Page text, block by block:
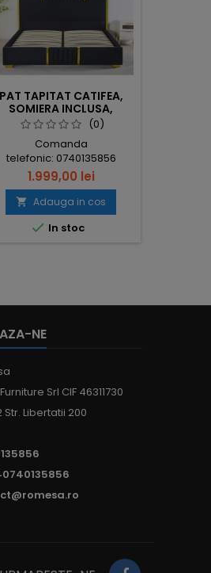
PAT TAPITAT CATIFEA,
SOMIERA INCLUSA,
NEGRU, 160X200CM,
SALTEA COD LB-215
(0)
Comanda
telefonic: 0740135856
1.999,00 lei
 Adauga in cos
 In stoc
NE
Srl CIF 46311730
Libertatii 200